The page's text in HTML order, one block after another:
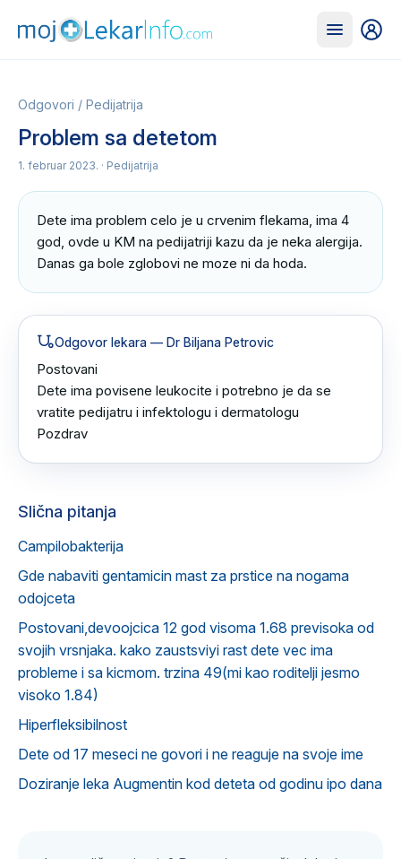
Odgovori / Pedijatrija
Problem sa detetom
1. februar 2023. · Pedijatrija
Dete ima problem celo je u crvenim flekama, ima 4
god, ovde u KM na pedijatriji kazu da je neka alergija.
Danas ga bole zglobovi ne moze ni da hoda.
Odgovor lekara — Dr Biljana Petrovic
Postovani
Dete ima povisene leukocite i potrebno je da se
vratite pedijatru i infektologu i dermatologu
Pozdrav
Slična pitanja
Campilobakterija
Gde nabaviti gentamicin mast za prstice na nogama
odojceta
Postovani,devoojcica 12 god visoma 1.68 previsoka od
svojih vrsnjaka. kako zaustsviyi rast dete vec ima
probleme i sa kicmom. trzina 49(mi kao roditelji jesmo
visoko 1.84)
Hiperfleksibilnost
Dete od 17 meseci ne govori i ne reaguje na svoje ime
Doziranje leka Augmentin kod deteta od godinu ipo dana